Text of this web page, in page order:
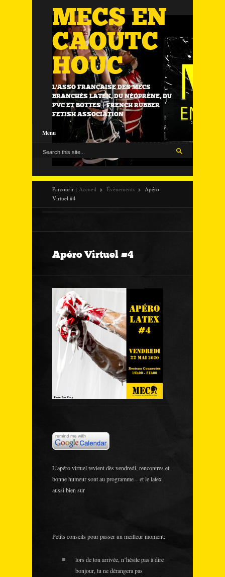
MECS EN
CAOUTC
HOUC
L'ASSO FRANÇAISE DES MECS
BRANCHÉS LATEX, DU NÉOPRÈNE, DU
PVC ET BOTTES | FRENCH RUBBER
FETISH ASSOCIATION
Menu
Parcourir : Accueil Évènements
Apéro
Virtuel #4
Apéro Virtuel #4
L’apéro virtuel revient dès vendredi, rencontres et
bonne humeur sont au programme – et le latex
aussi bien sur
Petits conseils pour passer un meilleur moment:
lors de ton arrivée, n’hésite pas à dire
bonjour, tu ne dérangera pas